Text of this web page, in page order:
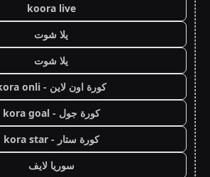
koora live
يلا شوت
يلا شوت
كورة اون لاين - kora onli
كورة جول - kora goal
كورة ستار - kora star
سوريا لايف